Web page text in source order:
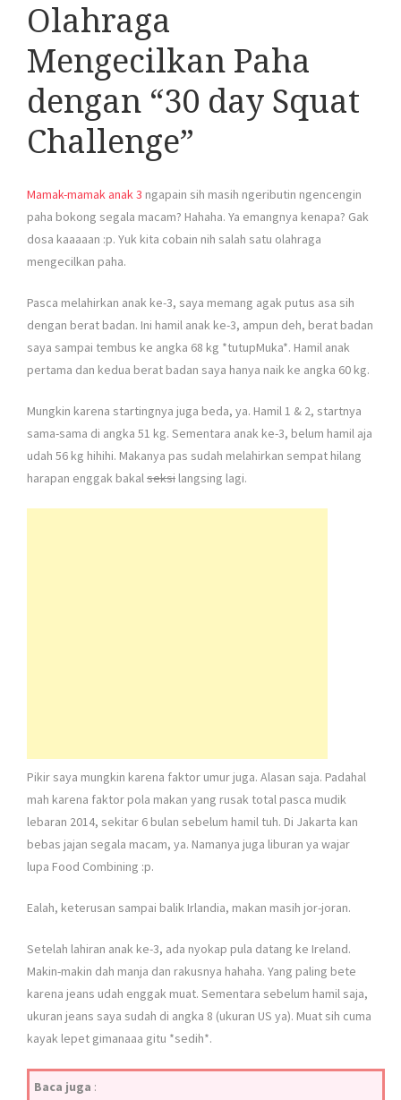
Olahraga
Mengecilkan Paha
dengan “30 day Squat
Challenge”
Mamak-mamak anak 3 ngapain sih masih ngeributin ngencengin
paha bokong segala macam? Hahaha. Ya emangnya kenapa? Gak
dosa kaaaaan :p. Yuk kita cobain nih salah satu olahraga
mengecilkan paha.
Pasca melahirkan anak ke-3, saya memang agak putus asa sih
dengan berat badan. Ini hamil anak ke-3, ampun deh, berat badan
saya sampai tembus ke angka 68 kg *tutupMuka*. Hamil anak
pertama dan kedua berat badan saya hanya naik ke angka 60 kg.
Mungkin karena startingnya juga beda, ya. Hamil 1 & 2, startnya
sama-sama di angka 51 kg. Sementara anak ke-3, belum hamil aja
udah 56 kg hihihi. Makanya pas sudah melahirkan sempat hilang
harapan enggak bakalseksi langsing lagi.
Pikir saya mungkin karena faktor umur juga. Alasan saja. Padahal
mah karena faktor pola makan yang rusak total pasca mudik
lebaran 2014, sekitar 6 bulan sebelum hamil tuh. Di Jakarta kan
bebas jajan segala macam, ya. Namanya juga liburan ya wajar
lupa Food Combining :p.
Ealah, keterusan sampai balik Irlandia, makan masih jor-joran.
Setelah lahiran anak ke-3, ada nyokap pula datang ke Ireland.
Makin-makin dah manja dan rakusnya hahaha. Yang paling bete
karena jeans udah enggak muat. Sementara sebelum hamil saja,
ukuran jeans saya sudah di angka 8 (ukuran US ya). Muat sih cuma
kayak lepet gimanaaa gitu *sedih*.
Baca juga :